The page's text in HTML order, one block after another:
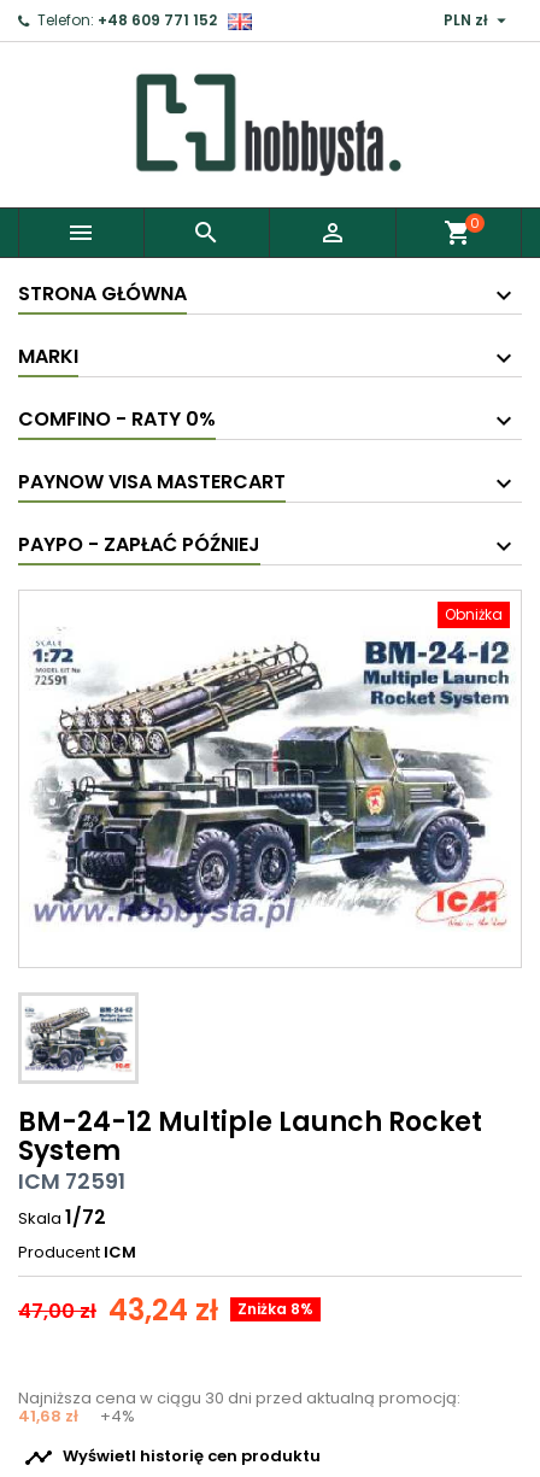
Telefon: +48 609 771 152 PLN zł 
   shopping_cart0
STRONA GŁÓWNA
MARKI
COMFINO - RATY 0%
PAYNOW VISA MASTERCART
PAYPO - ZAPŁAĆ PÓŹNIEJ
Obniżka
BM-24-12 Multiple Launch Rocket
System
ICM 72591
Skala 1/72
Producent ICM
47,00 zł 43,24 zł Zniżka 8%
Najniższa cena w ciągu 30 dni przed aktualną promocją:
41,68 zł +4%
 Wyświetl historię cen produktu